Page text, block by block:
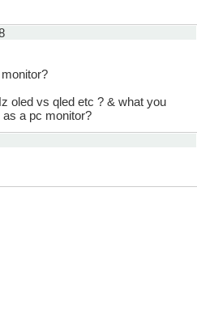
oled vs qled etc ? & what you
a pc monitor?